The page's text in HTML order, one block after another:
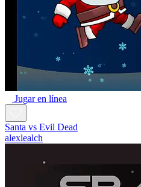
Jugar en línea
Santa vs Evil Dead
alexlealch